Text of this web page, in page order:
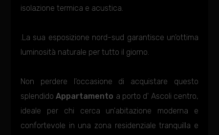
isolazione termica e acustica.
.La sua esposizione nord-sud garantisce un'ottima
luminosità naturale per tutto il giorno.
Non perdere l'occasione di acquistare questo
splendidoAppartamento a porto d' Ascoli centro,
ideale per chi cerca un'abitazione moderna e
confortevole in una zona residenziale tranquilla e